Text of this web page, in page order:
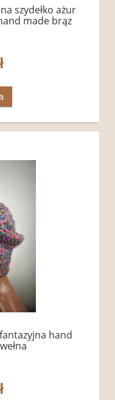
szydełko ażur
made brąz
hand